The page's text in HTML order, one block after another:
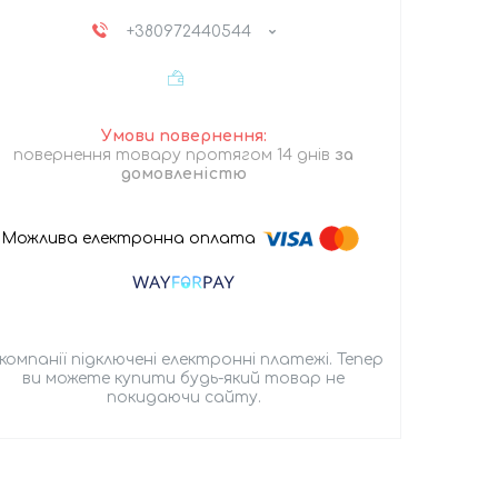
+380972440544
повернення товару протягом 14 днів за
домовленістю
підключені електронні платежі. Тепер
ви можете купити будь-який товар не
покидаючи сайту.